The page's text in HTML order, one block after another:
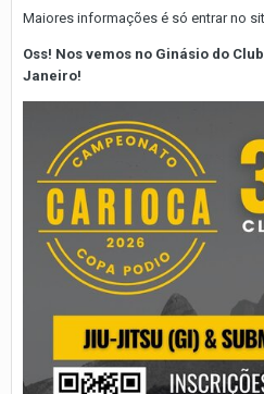
Maiores informações é só entrar no
Oss! Nos vemos no Ginásio do
Janeiro!